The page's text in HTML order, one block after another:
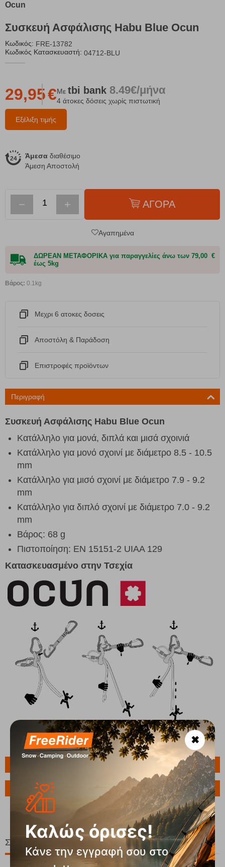
Ocun
Συσκευή Ασφάλισης Habu Blue Ocun
Κωδικός: FRE-13782
Κωδικός Κατασκευαστή: 04712-BLU
Εξέλιξη τιμής
29,95€Με tbi bank 8.49€/μήνα
4 άτοκες δόσεις χωρίς πιστωτική
Άμεσα διαθέσιμο
Άμεση Αποστολή
− + ΑΓΟΡΑ
Αγαπημένα
ΔΩΡΕΑΝ ΜΕΤΑΦΟΡΙΚΑ για παραγγελίες άνω των 79,00 €
έως 5kg
Βάρος: 0.1kg
Μεχρι 6 ατοκες δοσεις
Αποστόλη & Παράδοση
Eπιστροφές προϊόντων
Περιγραφή
Συσκευή Ασφάλισης Habu Blue Ocun
Κατάλληλο για μονά, διπλά και μισά σχοινιά
Κατάλληλο για μονό σχοινί με διάμετρο 8.5 - 10.5
mm
Κατάλληλο για μισό σχοινί με διάμετρο 7.9 - 9.2
mm
Κατάλληλο για διπλό σχοινί με διάμετρο 7.0 - 9.2
mm
Βάρος: 68 g
Πιστοποίηση: EN 15151-2 UIAA 129
Κατασκευασμένο στην Τσεχία
Ερώτηση για το προϊόν
Σχετικά Προϊόντα
✖
Καλώς όρισες!
Κάνε την εγγραφή σου στο